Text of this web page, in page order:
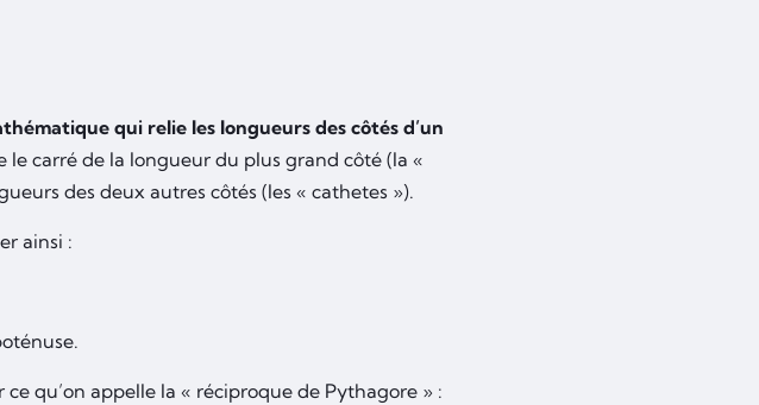
qui relie les longueurs des côtés d’un
le carré de la longueur du plus grand côté (la «
des deux autres côtés (les « cathetes »).
ainsi :
qu’on appelle la « réciproque de Pythagore » :